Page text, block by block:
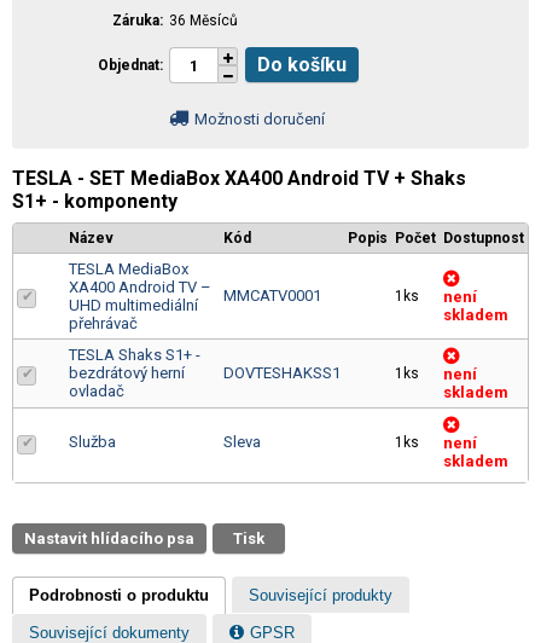
Záruka
36 Měsíců
Objednat Do košíku
Možnosti doručení
TESLA - SET MediaBox XA400 Android TV + Shaks
S1+ - komponenty
Název Kód Popis Počet Dostupnost
TESLA MediaBox
XA400 Android TV –
UHD multimediální
přehrávač
MMCATV0001 1ks
není
skladem
TESLA Shaks S1+ -
bezdrátový herní
ovladač
DOVTESHAKSS1 1ks
není
skladem
Služba Sleva 1ks
není
skladem
Nastavit hlídacího psa Tisk
Podrobnosti o produktu Související produkty
Související dokumenty GPSR